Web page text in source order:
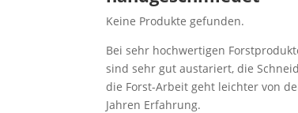
Keine Produkte gefunden.
Bei sehr hochwertigen
sind sehr gut austariert, die
die Forst-Arbeit geht leichter von
Jahren Erfahrung.